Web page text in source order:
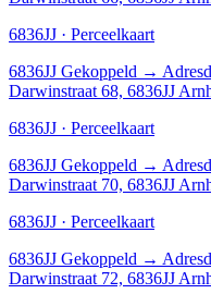
6836JJ · Perceelkaart
6836JJ Gekoppeld →
Darwinstraat 68, 6836JJ
6836JJ · Perceelkaart
6836JJ Gekoppeld →
Darwinstraat 70, 6836JJ
6836JJ · Perceelkaart
6836JJ Gekoppeld →
Darwinstraat 72, 6836JJ